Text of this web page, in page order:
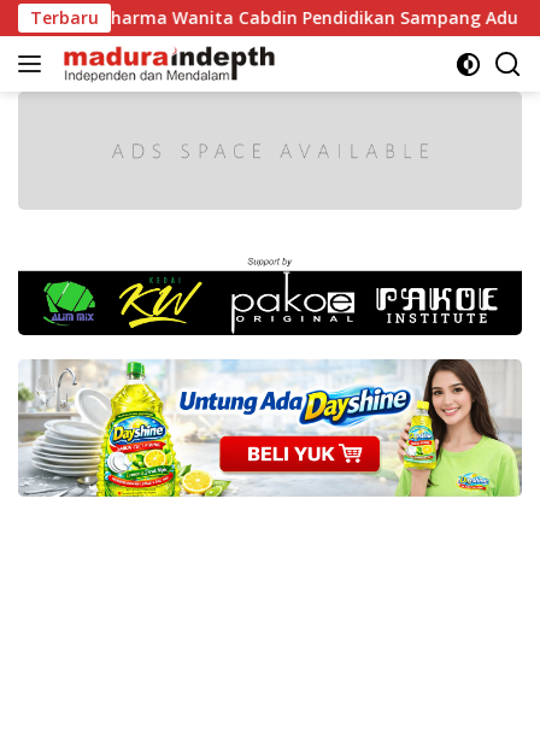
Langsung
ke
konten
Terbaru
Dharma Wanita Cabdin Pendidikan Sampang Adu